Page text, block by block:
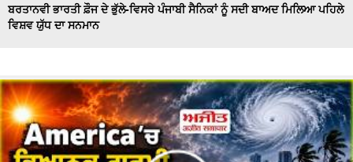
ਬਰਤਾਨਵੀ ਭਾਰਤੀ ਫ਼ੌਜ ਦੇ ਭੁੱਲੇ-ਵਿਸਰੇ ਪੰਜਾਬੀ ਸੈਨਿਕਾਂ ਨੂੰ ਸਦੀ ਬਾਅਦ ਮਿਲਿਆ ਪਹਿਲੇ
ਵਿਸ਼ਵ ਯੁੱਧ ਦਾ ਸਨਮਾਨ